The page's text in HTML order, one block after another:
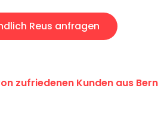
Reus anfragen
zufriedenen Kunden aus Bern